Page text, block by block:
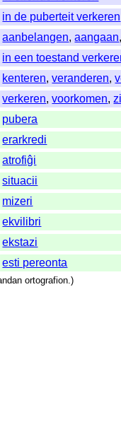
in de puberteit verkeren
aanbelangen,aangaan
in een toestand
kenteren,veranderen,
verkeren,voorkomen,
pubera
erarkredi
atrofiĝi
situacii
mizeri
ekvilibri
ekstazi
esti pereonta
ortografion.)